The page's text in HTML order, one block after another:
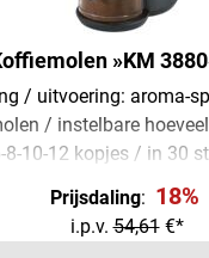
»KM
/ uitvoering: aroma-
/ instelbare
8-10-12 kopjes / in 30
/
poederopvangbak
Prijsdaling: 18%
i.p.v.54,61€*